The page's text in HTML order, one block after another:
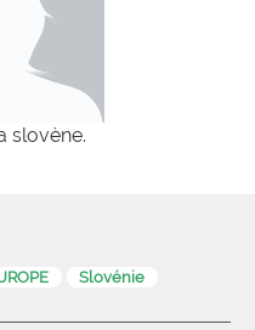
slovène.
Slovénie